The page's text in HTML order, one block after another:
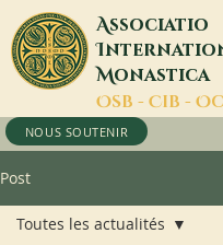
Associatio
I
Monastica
OSB - CIB - O
NOUS SOUTENIR
Post
Toutes les actualités